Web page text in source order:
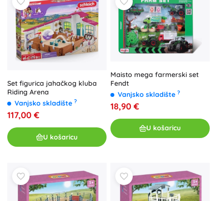
Set figurica jahačkog kluba
Riding Arena
Vanjsko skladište ?
117,00 €
U košaricu
Maisto mega farmerski set
Fendt
Vanjsko skladište ?
18,90 €
U košaricu